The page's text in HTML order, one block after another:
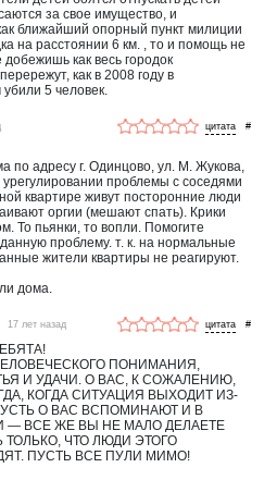
за свое имущество, и
ближайший опорный пункт милиции
на расстоянии 6 км. , то и помощь не
как весь городок
как в 2008 году в
5 человек.
#
по адресу г. Одинцово, ул. М. Жукова,
урегулировании проблемы с соседями
квартире живут посторонние люди
оргии (мешают спать). Крики
То пьянки, то вопли. Помогите
проблему. т. к. на нормальные
жители квартиры не реагируют.
дома.
17 лет назад #
ПОНИМАНИЯ,
И УДАЧИ. О ВАС, К СОЖАЛЕНИЮ,
КОГДА СИТУАЦИЯ ВЫХОДИТ ИЗ-
О ВАС ВСПОМИНАЮТ И В
— ВСЕ ЖЕ ВЫ НЕ МАЛО ДЕЛАЕТЕ
ЧТО ЛЮДИ ЭТОГО
ПУСТЬ ВСЕ ПУЛИ МИМО!